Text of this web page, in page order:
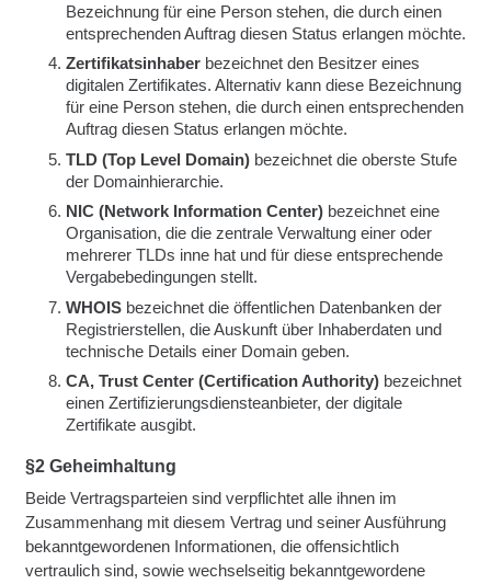
Bezeichnung für eine Person stehen, die durch einen
entsprechenden Auftrag diesen Status erlangen möchte.
Zertifikatsinhaber bezeichnet den Besitzer eines
digitalen Zertifikates. Alternativ kann diese Bezeichnung
für eine Person stehen, die durch einen entsprechenden
Auftrag diesen Status erlangen möchte.
TLD (Top Level Domain) bezeichnet die oberste Stufe
der Domainhierarchie.
NIC (Network Information Center) bezeichnet eine
Organisation, die die zentrale Verwaltung einer oder
mehrerer TLDs inne hat und für diese entsprechende
Vergabebedingungen stellt.
WHOIS bezeichnet die öffentlichen Datenbanken der
Registrierstellen, die Auskunft über Inhaberdaten und
technische Details einer Domain geben.
CA, Trust Center (Certification Authority) bezeichnet
einen Zertifizierungsdiensteanbieter, der digitale
Zertifikate ausgibt.
§2 Geheimhaltung
Beide Vertragsparteien sind verpflichtet alle ihnen im
Zusammenhang mit diesem Vertrag und seiner Ausführung
bekanntgewordenen Informationen, die offensichtlich
vertraulich sind, sowie wechselseitig bekanntgewordene